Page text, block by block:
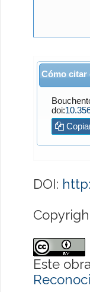
Cómo citar
doi:
DOI:
Este